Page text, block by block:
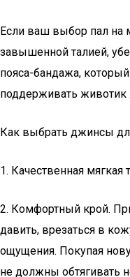
Если ваш выбор пал
завышенной талией,
пояса-бандажа,
поддерживать
Как выбрать джинсы
1. Качественная мягкая
2. Комфортный крой.
давить, врезаться в
ощущения. Покупая
не должны обтягивать